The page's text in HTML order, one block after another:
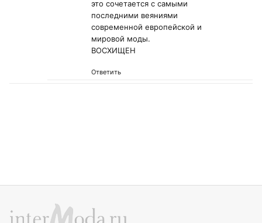
это сочетается с самыми
последними веяниями
современной европейской и
мировой моды.
ВОСХИЩЕН
Ответить